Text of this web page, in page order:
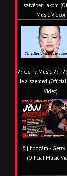
szívében lakom
Music Video)
?? Gerry Music ?? -
le a szemed
Video)
Jöjj hozzám - Gerry
(Official Music